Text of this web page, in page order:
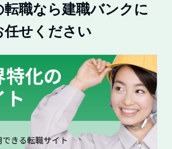
転職なら建職バンクに
任せください